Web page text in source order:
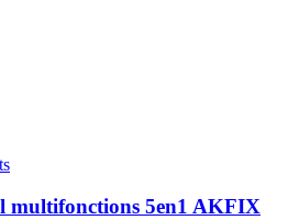
multifonctions 5en1 AKFIX